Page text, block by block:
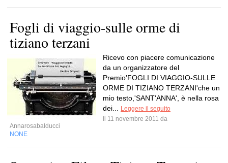
Fogli di viaggio-sulle orme di
tiziano terzani
Ricevo con piacere comunicazione
da un organizzatore del
Premio'FOGLI DI VIAGGIO-SULLE
ORME DI TIZIANO TERZANI'che un
mio testo,'SANT'ANNA', è nella rosa
dei...
Leggere il seguito
Il 11 novembre 2011 da
Annarosabalducci
NONE